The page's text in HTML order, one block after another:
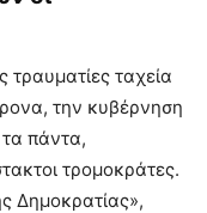
τραυματίες ταχεία
την κυβέρνηση
πάντα,
τρομοκράτες.
Δημοκρατίας»,